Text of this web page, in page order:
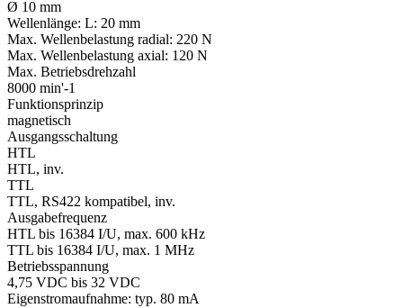
Ø 10 mm
Wellenlänge: L: 20 mm
Max. Wellenbelastung radial: 220 N
Max. Wellenbelastung axial: 120 N
Max. Betriebsdrehzahl
8000 min'-1
Funktionsprinzip
magnetisch
Ausgangsschaltung
HTL
HTL, inv.
TTL
TTL, RS422 kompatibel, inv.
Ausgabefrequenz
HTL bis 16384 I/U, max. 600 kHz
TTL bis 16384 I/U, max. 1 MHz
Betriebsspannung
4,75 VDC bis 32 VDC
Eigenstromaufnahme: typ. 80 mA